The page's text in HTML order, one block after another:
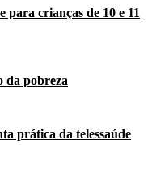
para crianças de 10 e 11
da pobreza
prática da telessaúde